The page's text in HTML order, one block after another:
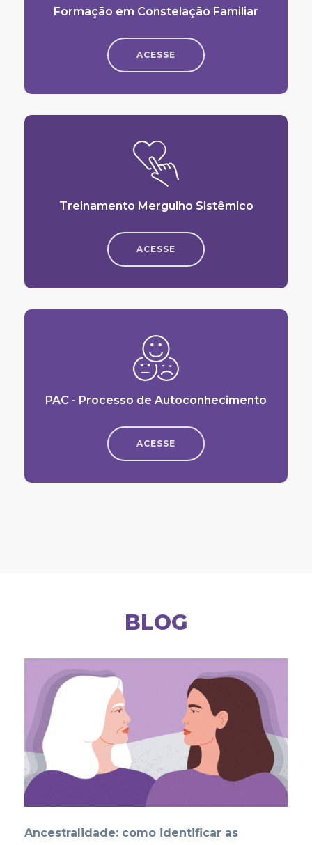
Formação em Constelação Familiar
ACESSE
Treinamento Mergulho Sistêmico
ACESSE
PAC - Processo de Autoconhecimento
ACESSE
BLOG
Ancestralidade: como identificar as